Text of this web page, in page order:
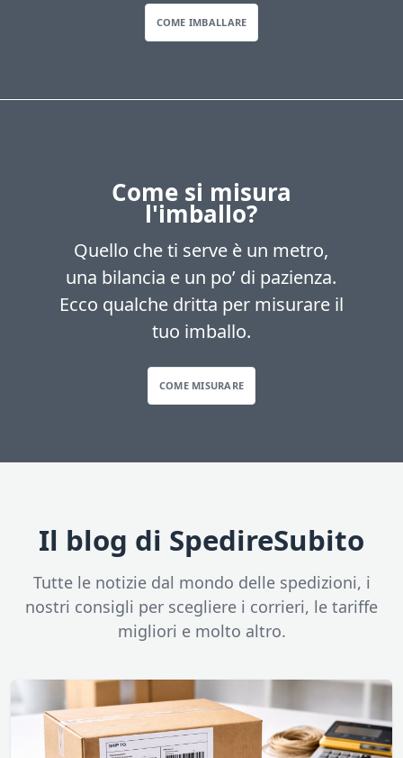
COME IMBALLARE
Come si misura
l'imballo?
Quello che ti serve è un metro,
una bilancia e un po’ di pazienza.
Ecco qualche dritta per misurare il
tuo imballo.
COME MISURARE
Il blog di SpedireSubito
Tutte le notizie dal mondo delle spedizioni, i
nostri consigli per scegliere i corrieri, le tariffe
migliori e molto altro.